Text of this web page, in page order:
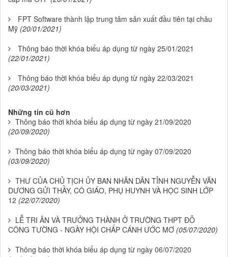
FPT Software thành lập trung tâm sản xuất đầu tiên tại châu
Mỹ (20/01/2021)
Thông báo thời khóa biểu áp dụng từ ngày 25/01/2021
(22/01/2021)
Thông báo thời khóa biểu áp dụng từ ngày 22/03/2021
(20/03/2021)
Những tin cũ hơn
Thông báo thời khóa biểu áp dụng từ ngày 21/09/2020
(20/09/2020)
Thông báo thời khóa biểu áp dụng từ ngày 07/09/2020
(03/09/2020)
THƯ CỦA CHỦ TỊCH ỦY BAN NHÂN DÂN TỈNH NGUYỄN VĂN
DƯƠNG GỬI THẦY, CÔ GIÁO, PHỤ HUYNH VÀ HỌC SINH LỚP
12 (22/07/2020)
LỄ TRI ÂN VÀ TRƯỞNG THÀNH Ở TRƯỜNG THPT ĐỖ
CÔNG TƯỜNG - NGÀY HỘI CHẤP CÁNH ƯỚC MƠ (05/07/2020)
Thông báo thời khóa biểu áp dụng từ ngày 06/07/2020